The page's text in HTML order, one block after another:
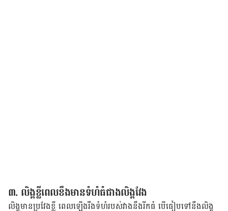
៣. លិង្គ​ខ្លី​ពេល​ខឹង​មាន​ទំហំ​ធំ​ជាង​លិង្គ​វែង​
លិង្គ​មាន​ប្រ​វែង​ខ្លី ពេល​ឡើង​រឹង​ទំហំ​របស់​វាង​នឹង​រីក​ធំ បើ​ធៀប​ទៅ​នឹង​លិង្គ​